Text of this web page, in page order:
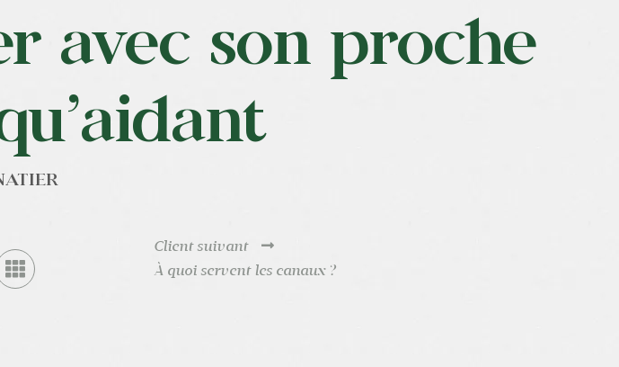
avec son proche
Client suivant
À quoi servent les canaux ?